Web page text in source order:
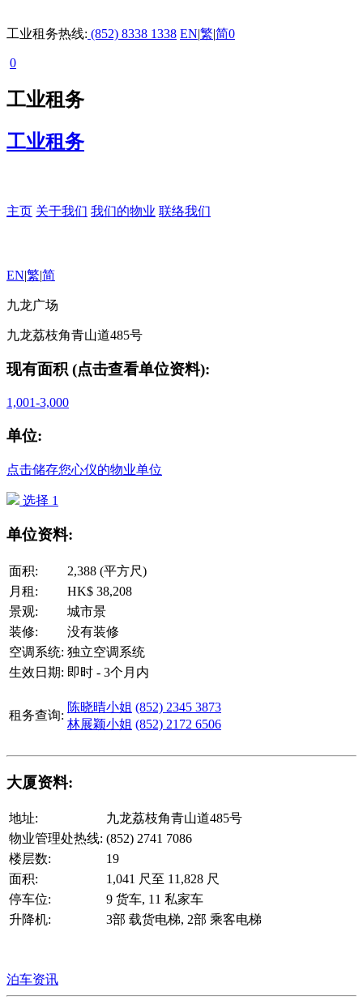
工业租务热线: (852) 8338 1338 EN|繁|简0
0
工业租务
工业租务
主页 关于我们 我们的物业 联络我们
EN|繁|简
九龙广场
九龙荔枝角青山道485号
现有面积 (点击查看单位资料):
1,001-3,000
单位:
点击储存您心仪的物业单位
选择 1
单位资料:
面积:
2,388 (平方尺)
月租:
HK$ 38,208
景观:
城市景
装修:
没有装修
空调系统: 独立空调系统
生效日期: 即时 - 3个月内
租务查询:
陈晓晴小姐 (852) 2345 3873
林展颖小姐 (852) 2172 6506
大厦资料:
地址:
九龙荔枝角青山道485号
物业管理处热线: (852) 2741 7086
楼层数:
19
面积:
1,041 尺至 11,828 尺
停车位:
9 货车, 11 私家车
升降机:
3部 载货电梯, 2部 乘客电梯
泊车资讯